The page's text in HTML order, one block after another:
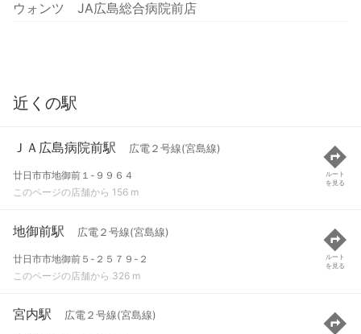
ウォンツ JA広島総合病院前店
近くの駅
ＪＡ広島病院前駅 広電２号線(宮島線)
廿日市市地御前１-９９６４
このページの店舗から 156 m
ルート
を見る
地御前駅 広電２号線(宮島線)
廿日市市地御前５-２５７９-２
このページの店舗から 326 m
ルート
を見る
宮内駅 広電２号線(宮島線)